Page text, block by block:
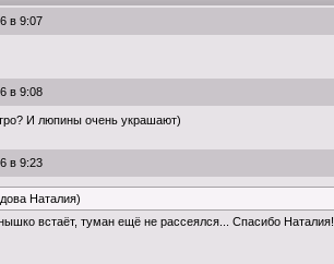
в 9:07
в 9:08
И люпины очень украшают)
в 9:23
Наталия)
встаёт, туман ещё не рассеялся... Спасибо Наталия!